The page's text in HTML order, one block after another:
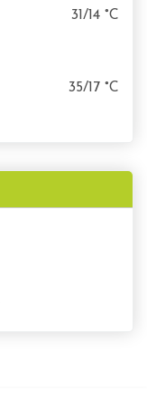
31/14 °C
35/17 °C